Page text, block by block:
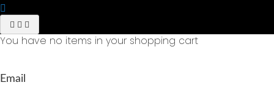
You have no items in your shopping cart
Email